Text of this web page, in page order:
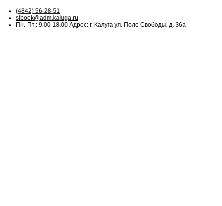
(4842) 56-28-51
slbook@adm.kaluga.ru
Пн.-Пт.: 9.00-18.00 Адрес: г. Калуга ул. Поле Свободы. д. 36а